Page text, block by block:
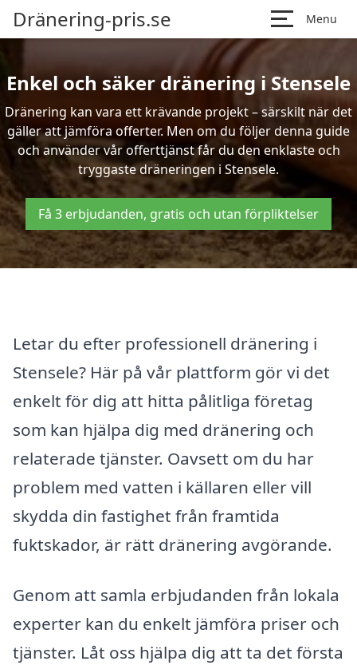
Dränering-pris.se Menu
Enkel och säker dränering i Stensele
Dränering kan vara ett krävande projekt – särskilt när det
gäller att jämföra offerter. Men om du följer denna guide
och använder vår offerttjänst får du den enklaste och
tryggaste dräneringen i Stensele.
Få 3 erbjudanden, gratis och utan förpliktelser
Letar du efter professionell dränering i
Stensele? Här på vår plattform gör vi det
enkelt för dig att hitta pålitliga företag
som kan hjälpa dig med dränering och
relaterade tjänster. Oavsett om du har
problem med vatten i källaren eller vill
skydda din fastighet från framtida
fuktskador, är rätt dränering avgörande.
Genom att samla erbjudanden från lokala
experter kan du enkelt jämföra priser och
tjänster. Låt oss hjälpa dig att ta det första